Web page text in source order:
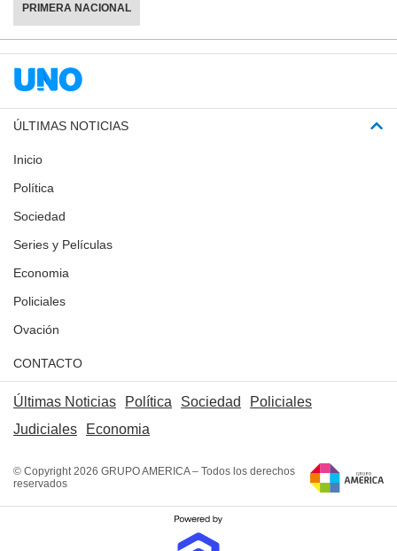
PRIMERA NACIONAL
ÚLTIMAS NOTICIAS
Inicio
Política
Sociedad
Series y Películas
Economia
Policiales
Ovación
CONTACTO
Últimas Noticias Política Sociedad
Policiales
Judiciales
Economia
© Copyright 2026 GRUPO AMERICA – Todos los derechos
reservados